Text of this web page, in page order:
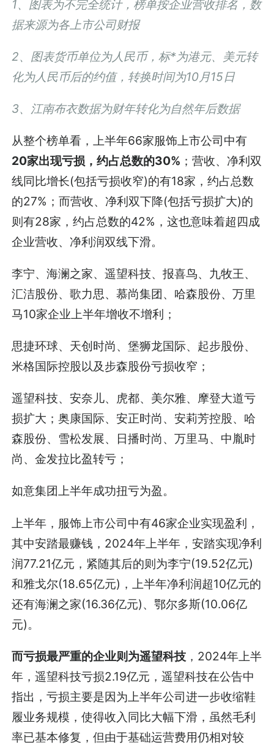
1、图表为不完全统计，榜单按企业营收排名，数
据来源为各上市公司财报
2、图表货币单位为人民币，标*为港元、美元转
化为人民币后的约值，转换时间为10月15日
3、江南布衣数据为财年转化为自然年后数据
从整个榜单看，上半年66家服饰上市公司中有
20家出现亏损，约占总数的30% ；营收、净利双
线同比增长(包括亏损收窄)的有18家，约占总数
的27%；而营收、净利双下降(包括亏损扩大)的
则有28家，约占总数的42%，这也意味着超四成
企业营收、净利润双线下滑。
李宁、海澜之家、遥望科技、报喜鸟、九牧王、
汇洁股份、歌力思、慕尚集团、哈森股份、万里
马10家企业上半年增收不增利；
思捷环球、天创时尚、堡狮龙国际、起步股份、
米格国际控股以及步森股份亏损收窄；
遥望科技、安奈儿、虎都、美尔雅、摩登大道亏
损扩大；奥康国际、安正时尚、安莉芳控股、哈
森股份、雪松发展、日播时尚、万里马、中胤时
尚、金发拉比盈转亏；
如意集团上半年成功扭亏为盈。
上半年，服饰上市公司中有46家企业实现盈利，
其中安踏最赚钱，2024年上半年，安踏实现净利
润77.21亿元，紧随其后的则为李宁(19.52亿元)
和雅戈尔(18.65亿元)，上半年净利润超10亿元的
还有海澜之家(16.36亿元)、鄂尔多斯(10.06亿
元)。
而亏损最严重的企业则为遥望科技 ，2024年上半
年，遥望科技亏损2.19亿元，遥望科技在公告中
指出，亏损主要是因为上半年公司进一步收缩鞋
履业务规模，使得收入同比大幅下滑，虽然毛利
率已基本修复，但由于基础运营费用仍相对较